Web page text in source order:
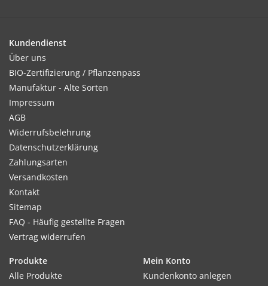
Pflanzabstand: 40 x 40 cm.
Standort:
Sonnig. Nährstoffreicher Boden vorteilhaft.
Ernte / Blüte:
Ab Juli - Oktober
Verwendung:
Für Beete und Rabatten.
Tipp:
Kundendienst
Über uns
BIO-Zertifizierung / Pflanzenpass
Manufaktur - Alte Sorten
Impressum
AGB
Widerrufsbelehrung
Datenschutzerklärung
Zahlungsarten
Versandkosten
Kontakt
Sitemap
FAQ - Häufig gestellte Fragen
Vertrag widerrufen
Produkte
Alle Produkte
Mein Konto
Kundenkonto anlegen